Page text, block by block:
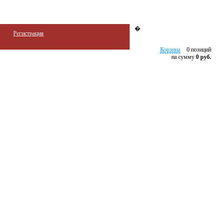
�
Регистрация
Корзина
0 позиций
на сумму 0 руб.